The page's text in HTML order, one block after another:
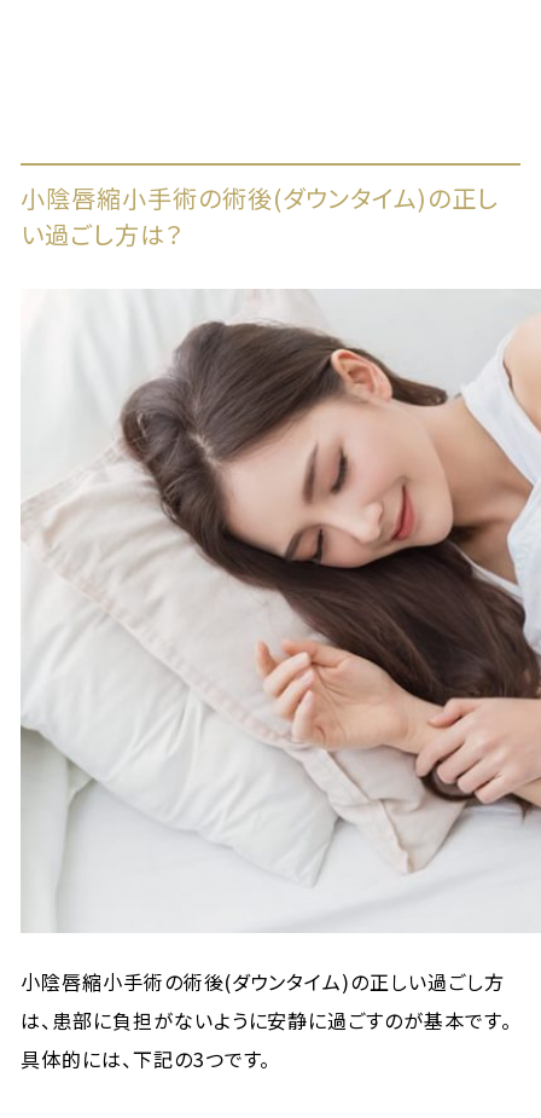
小陰唇縮小手術の術後(ダウンタイム)の正し
い過ごし方は？
小陰唇縮小手術の術後(ダウンタイム)の正しい過ごし方
は、患部に負担がないように安静に過ごすのが基本です。
具体的には、下記の3つです。